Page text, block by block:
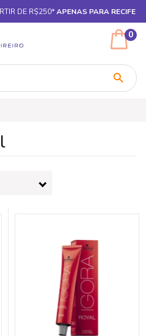
DE R$250*APENAS PARA RECIFE
0